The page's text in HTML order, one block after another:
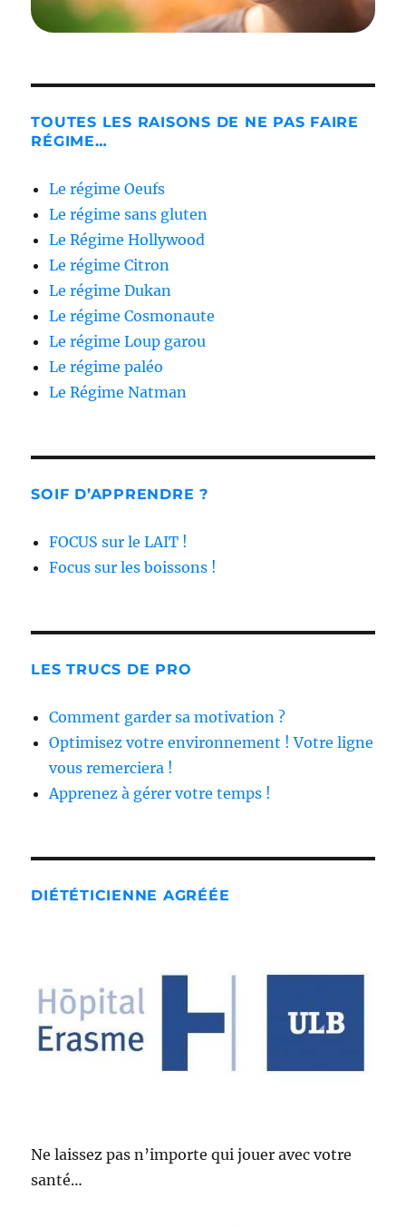
TOUTES LES RAISONS DE NE PAS FAIRE
RÉGIME…
Le régime Oeufs
Le régime sans gluten
Le Régime Hollywood
Le régime Citron
Le régime Dukan
Le régime Cosmonaute
Le régime Loup garou
Le régime paléo
Le Régime Natman
SOIF D’APPRENDRE ?
FOCUS sur le LAIT !
Focus sur les boissons !
LES TRUCS DE PRO
Comment garder sa motivation ?
Optimisez votre environnement ! Votre ligne
vous remerciera !
Apprenez à gérer votre temps !
DIÉTÉTICIENNE AGRÉÉE
Ne laissez pas n’importe qui jouer avec votre
santé…